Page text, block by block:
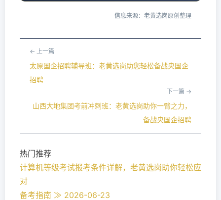
信息来源：老黄选岗原创整理
← 上一篇
太原国企招聘辅导班：老黄选岗助您轻松备战央国企
招聘
下一篇 →
山西大地集团考前冲刺班：老黄选岗助你一臂之力，
备战央国企招聘
热门推荐
计算机等级考试报考条件详解，老黄选岗助你轻松应
对
备考指南 ≫ 2026-06-23